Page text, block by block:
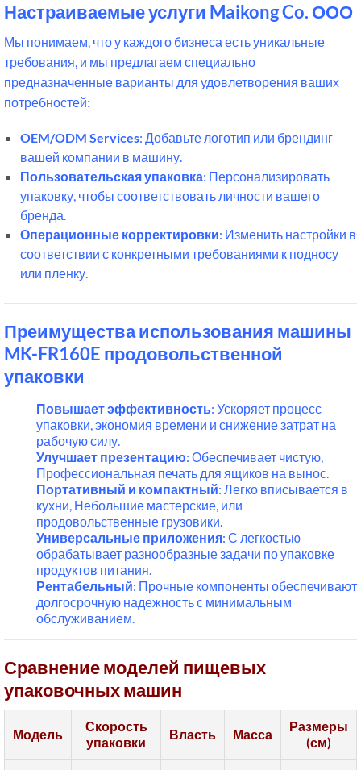
Настраиваемые услуги Maikong Co. ООО
Мы понимаем, что у каждого бизнеса есть уникальные
требования, и мы предлагаем специально
предназначенные варианты для удовлетворения ваших
потребностей:
OEM/ODM Services: Добавьте логотип или брендинг
вашей компании в машину.
Пользовательская упаковка: Персонализировать
упаковку, чтобы соответствовать личности вашего
бренда.
Операционные корректировки: Изменить настройки в
соответствии с конкретными требованиями к подносу
или пленку.
Преимущества использования машины
MK-FR160E продовольственной
упаковки
Повышает эффективность: Ускоряет процесс
упаковки, экономия времени и снижение затрат на
рабочую силу.
Улучшает презентацию: Обеспечивает чистую,
Профессиональная печать для ящиков на вынос.
Портативный и компактный: Легко вписывается в
кухни, Небольшие мастерские, или
продовольственные грузовики.
Универсальные приложения: С легкостью
обрабатывает разнообразные задачи по упаковке
продуктов питания.
Рентабельный: Прочные компоненты обеспечивают
долгосрочную надежность с минимальным
обслуживанием.
Сравнение моделей пищевых
упаковочных машин
Модель
Скорость
упаковки
Власть Масса
Размеры
(см)